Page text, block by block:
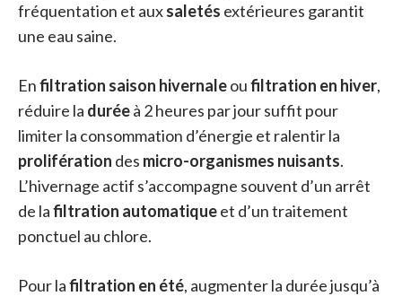
fréquentation et auxsaletés extérieures garantit
une eau saine.
Enfiltration saison hivernaleoufiltration en hiver,
réduire la duréeà 2 heures par jour suffit pour
limiter la consommation d’énergie et ralentir la
prolifération des micro-organismes nuisants.
L’hivernage actif s’accompagne souvent d’un arrêt
de lafiltration automatiqueet d’un traitement
ponctuel au chlore.
Pour lafiltration en été, augmenter la durée jusqu’à